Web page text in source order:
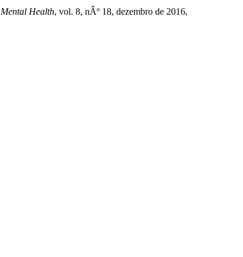
Health, vol. 8, nÂº 18, dezembro de 2016,